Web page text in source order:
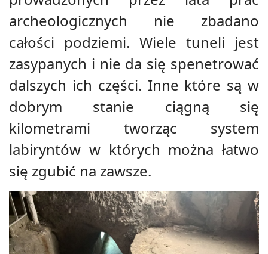
archeologicznych nie zbadano
całości podziemi. Wiele tuneli jest
zasypanych i nie da się spenetrować
dalszych ich części. Inne które są w
dobrym stanie ciągną się
kilometrami tworząc system
labiryntów w których można łatwo
się zgubić na zawsze.